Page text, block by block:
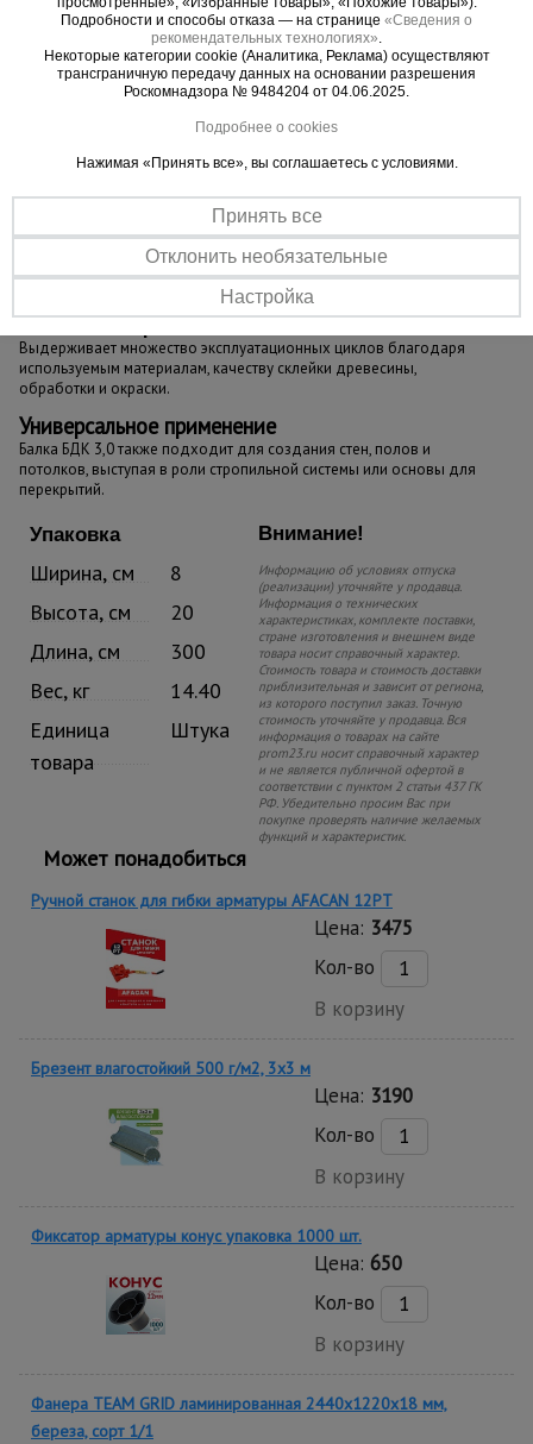
Большая оборачиваемость
Выдерживает множество эксплуатационных циклов благодаря
используемым материалам, качеству склейки древесины,
обработки и окраски.
Универсальное применение
Балка БДК 3,0 также подходит для создания стен, полов и
потолков, выступая в роли стропильной системы или основы для
перекрытий.
Упаковка
Ширина, см
8
Высота, см
20
Длина, см
300
Вес, кг
14.40
Единица
товара
Штука
Внимание!
Информацию об условиях отпуска
(реализации) уточняйте у продавца.
Информация о технических
характеристиках, комплекте поставки,
стране изготовления и внешнем виде
товара носит справочный характер.
Стоимость товара и стоимость доставки
приблизительная и зависит от региона,
из которого поступил заказ. Точную
стоимость уточняйте у продавца. Вся
информация о товарах на сайте
prom23.ru носит справочный характер
и не является публичной офертой в
соответствии с пунктом 2 статьи 437 ГК
РФ. Убедительно просим Вас при
покупке проверять наличие желаемых
функций и характеристик.
Может понадобиться
Ручной станок для гибки арматуры AFACAN 12PT
Цена: 3475
Кол-во
В корзину
Брезент влагостойкий 500 г/м2, 3х3 м
Цена: 3190
Кол-во
В корзину
Фиксатор арматуры конус упаковка 1000 шт.
Цена: 650
Кол-во
В корзину
Фанера TEAM GRID ламинированная 2440х1220х18 мм,
береза, сорт 1/1
Подробности и способы отказа — на странице «Сведения о
рекомендательных технологиях»
Некоторые категории cookie (Аналитика, Реклама) осуществляют
трансграничную передачу данных на основании разрешения
Роскомнадзора № 9484204 от 04.06.2025.
Подробнее о cookies
Нажимая «Принять все», вы соглашаетесь с условиями.
Принять все
Отклонить необязательные
Настройка